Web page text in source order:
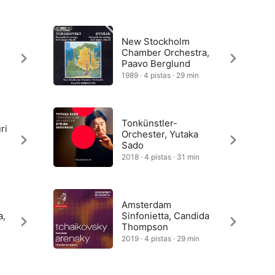
New Stockholm
Chamber Orchestra,
Paavo Berglund
1989 · 4 pistas · 29 min
Tonkünstler-
Orchester, Yutaka
Sado
2018 · 4 pistas · 31 min
Amsterdam
Sinfonietta, Candida
Thompson
2019 · 4 pistas · 29 min